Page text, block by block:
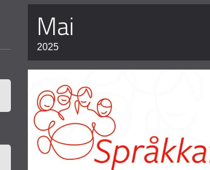
mai
2025
Sider